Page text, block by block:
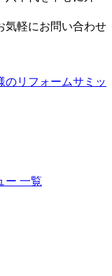
気軽にお問い合わせ
ー 一覧